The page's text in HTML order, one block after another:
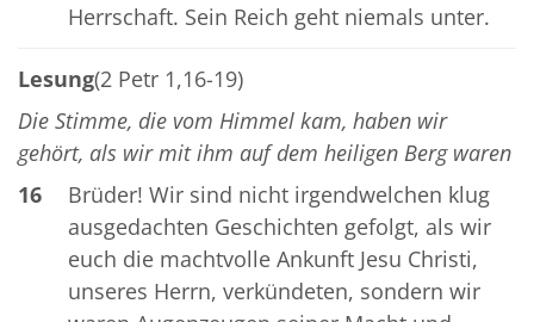
Herrschaft. Sein Reich geht niemals unter.
Lesung(2 Petr 1,16-19)
Die Stimme, die vom Himmel kam, haben wir
gehört, als wir mit ihm auf dem heiligen Berg waren
16
Brüder! Wir sind nicht irgendwelchen klug
ausgedachten Geschichten gefolgt, als wir
euch die machtvolle Ankunft Jesu Christi,
unseres Herrn, verkündeten, sondern wir